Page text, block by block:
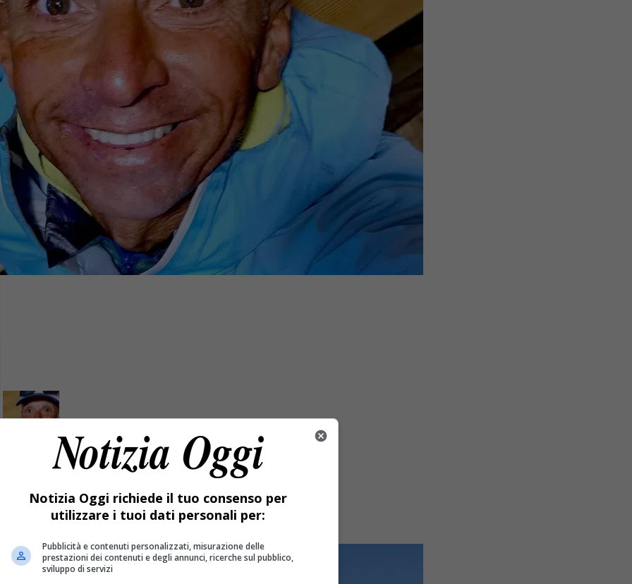
lo sciatore travolto da una valanga
zona di Bielmonte e i sentieri dell’alta Valsessera.
Notizia Oggi richiede il tuo consenso per
utilizzare i tuoi dati personali per:
Pubblicità e contenuti personalizzati, misurazione delle
prestazioni dei contenuti e degli annunci, ricerche sul pubblico,
sviluppo di servizi